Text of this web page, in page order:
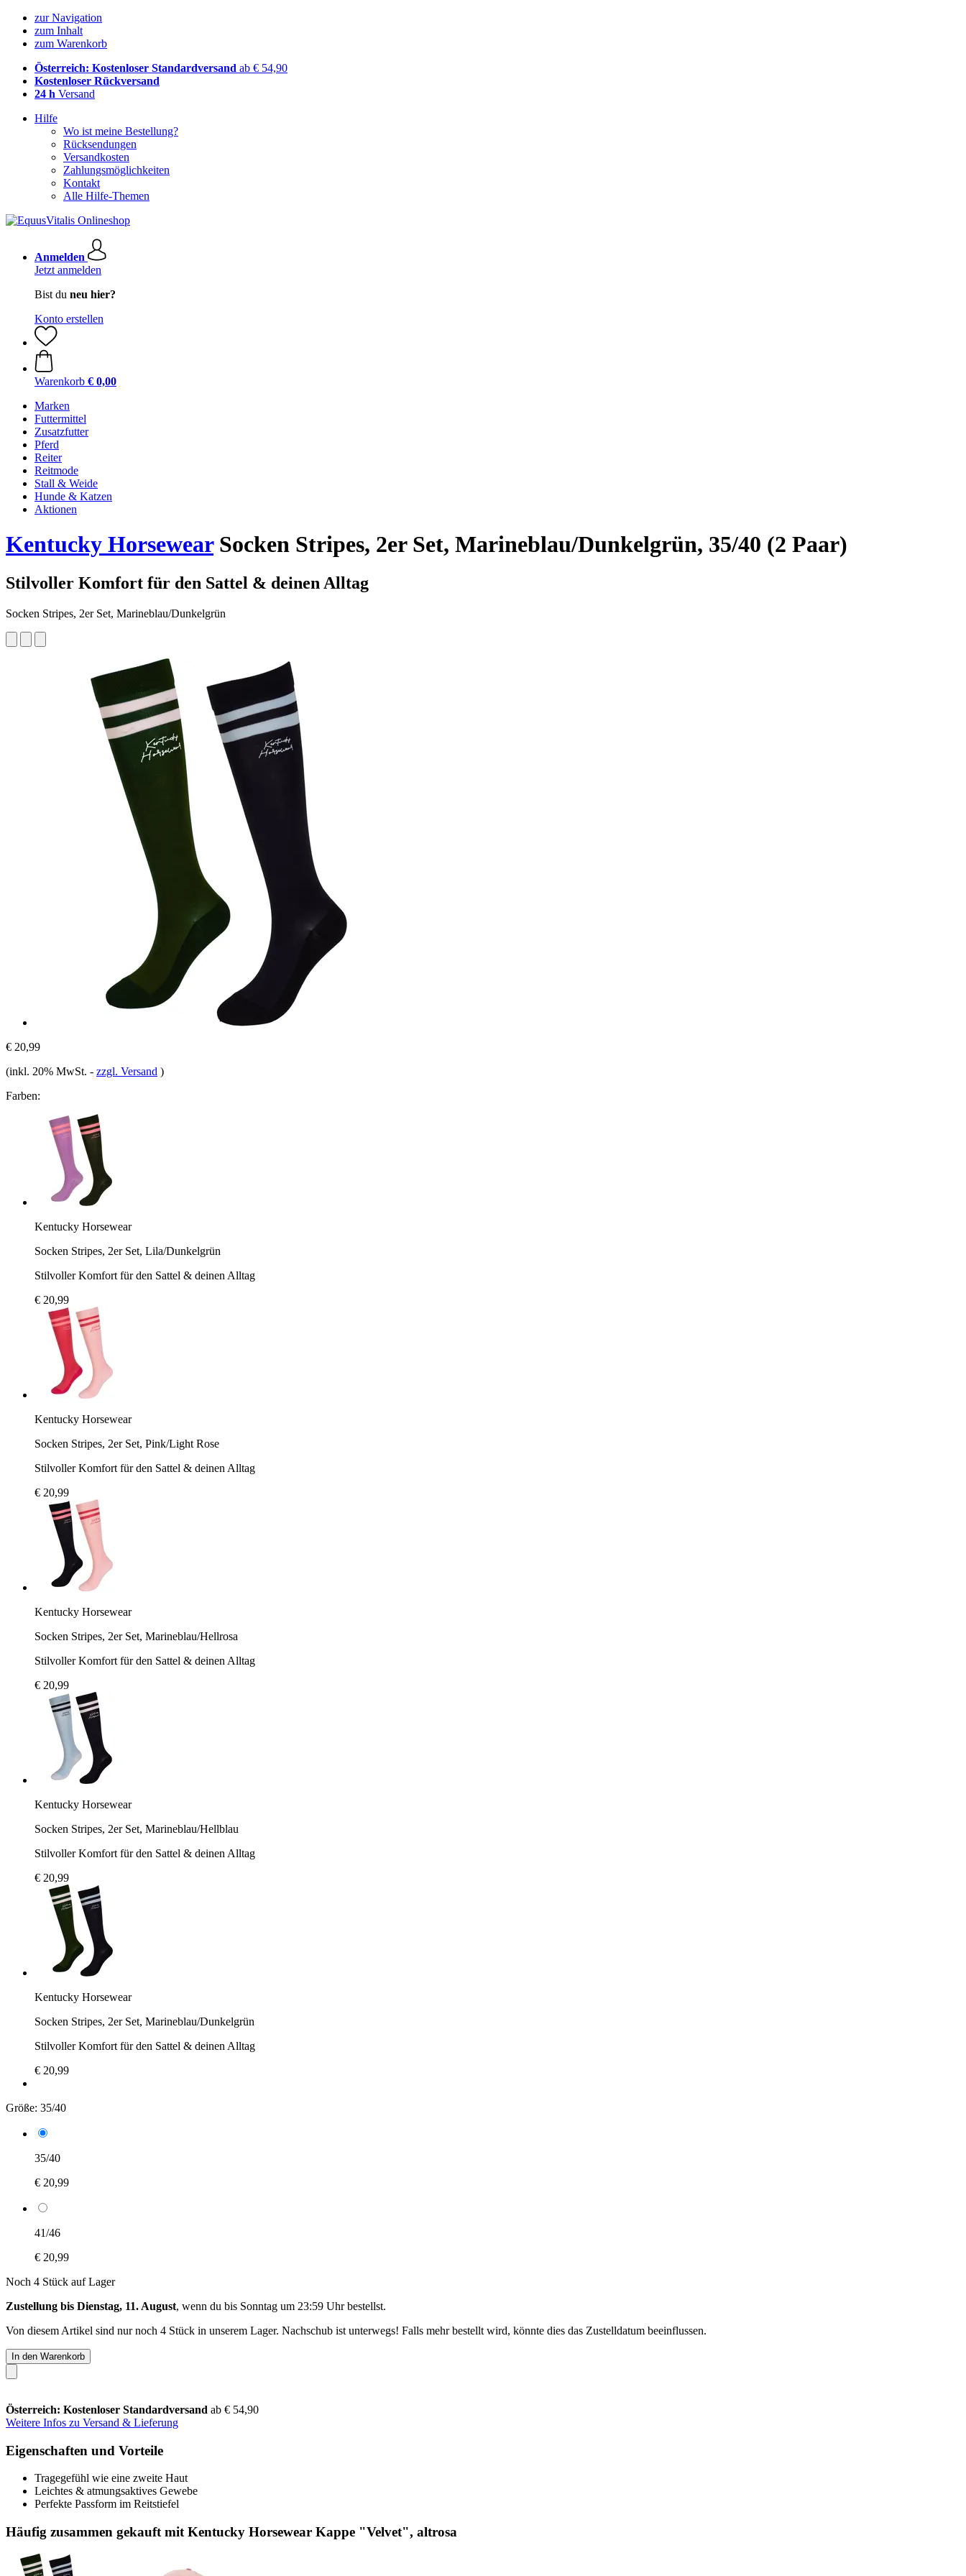
zur Navigation
zum Inhalt
zum Warenkorb
Österreich: Kostenloser Standardversand ab € 54,90
Kostenloser Rückversand
24 h Versand
Hilfe
Wo ist meine Bestellung?
Rücksendungen
Versandkosten
Zahlungsmöglichkeiten
Kontakt
Alle Hilfe-Themen
Anmelden
Jetzt anmelden
Bist du neu hier?
Konto erstellen
Warenkorb € 0,00
Marken
Futtermittel
Zusatzfutter
Pferd
Reiter
Reitmode
Stall & Weide
Hunde & Katzen
Aktionen
Kentucky HorsewearSocken Stripes, 2er Set, Marineblau/Dunkelgrün, 35/40 (2 Paar)
Stilvoller Komfort für den Sattel & deinen Alltag
Socken Stripes, 2er Set, Marineblau/Dunkelgrün
€ 20,99
(inkl. 20% MwSt. - zzgl. Versand )
Farben:
Kentucky Horsewear
Socken Stripes, 2er Set, Lila/Dunkelgrün
Stilvoller Komfort für den Sattel & deinen Alltag
€ 20,99
Kentucky Horsewear
Socken Stripes, 2er Set, Pink/Light Rose
Stilvoller Komfort für den Sattel & deinen Alltag
€ 20,99
Kentucky Horsewear
Socken Stripes, 2er Set, Marineblau/Hellrosa
Stilvoller Komfort für den Sattel & deinen Alltag
€ 20,99
Kentucky Horsewear
Socken Stripes, 2er Set, Marineblau/Hellblau
Stilvoller Komfort für den Sattel & deinen Alltag
€ 20,99
Kentucky Horsewear
Socken Stripes, 2er Set, Marineblau/Dunkelgrün
Stilvoller Komfort für den Sattel & deinen Alltag
€ 20,99
Größe: 35/40
35/40
€ 20,99
41/46
€ 20,99
Noch 4 Stück auf Lager
Zustellung bis Dienstag, 11. August, wenn du bis Sonntag um 23:59 Uhrbestellst.
Von diesem Artikel sind nur noch 4 Stück in unserem Lager. Nachschub ist unterwegs! Falls mehr bestellt wird, könnte dies das Zustelldatum beeinflussen.
In den Warenkorb
Österreich: Kostenloser Standardversand ab € 54,90
Weitere Infos zu Versand & Lieferung
Eigenschaften und Vorteile
Tragegefühl wie eine zweite Haut
Leichtes & atmungsaktives Gewebe
Perfekte Passform im Reitstiefel
Häufig zusammen gekauft mit Kentucky Horsewear Kappe "Velvet", altrosa